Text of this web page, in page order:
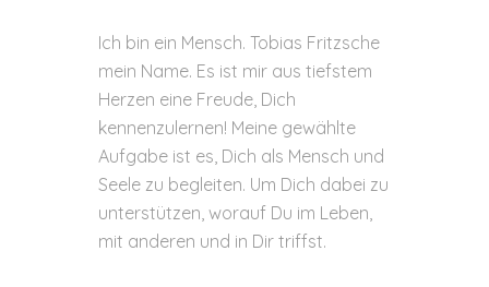
Ich bin ein Mensch. Tobias Fritzsche
mein Name. Es ist mir aus tiefstem
Herzen eine Freude, Dich
kennenzulernen! Meine gewählte
Aufgabe ist es, Dich als Mensch und
Seele zu begleiten. Um Dich dabei zu
unterstützen, worauf Du im Leben,
mit anderen und in Dir triffst.